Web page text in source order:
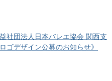
益社団法人日本バレエ協会 関西支
ゴデザイン公募のお知らせ》